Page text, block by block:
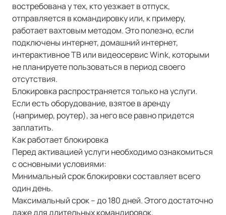
востребована у тех, кто уезжает в отпуск,
отправляется в командировку или, к примеру,
работает вахтовым методом. Это полезно, если
подключены интернет, домашний интернет,
интерактивное ТВ или видеосервис Wink, которыми
не планируете пользоваться в период своего
отсутствия.
Блокировка распространяется только на услуги.
Если есть оборудование, взятое в аренду
(например, роутер), за него все равно придется
заплатить.
Как работает блокировка
Перед активацией услуги необходимо ознакомиться
с основными условиями:
Минимальный срок блокировки составляет всего
один день.
Максимальный срок – до 180 дней. Этого достаточно
даже для длительных командировок.